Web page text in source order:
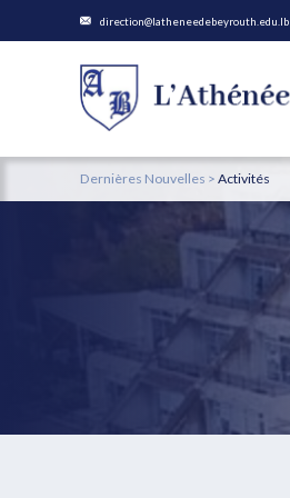
direction@latheneedebeyrouth.edu.lb
Dernières Nouvelles > Activités